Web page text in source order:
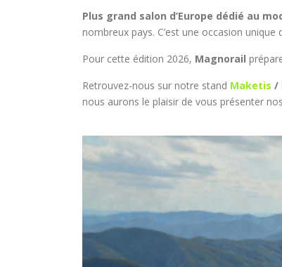
Plus grand salon d’Europe dédié au
nombreux pays. C’est une occasion
Pour cette édition 2026, Magnorail
Retrouvez-nous sur notre stand Maketis /
nous aurons le plaisir de vous présenter